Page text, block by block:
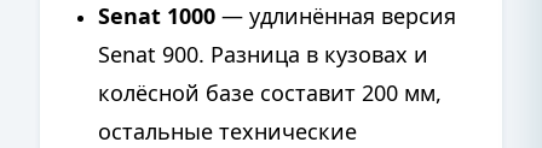
Senat 1000 — удлинённая версия
Senat 900. Разница в кузовах и
колёсной базе составит 200 мм,
остальные технические